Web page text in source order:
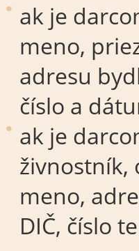
ak je
meno,
adresu
číslo a
ak je
živnostník,
meno,
DIČ, číslo